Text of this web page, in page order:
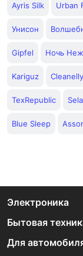
Ayris Silk Urban
Унисон
Gipfel Ночь
Kariguz Cleanelly
TexRepublic Sela
Blue Sleep
Электроника
Бытовая
Для